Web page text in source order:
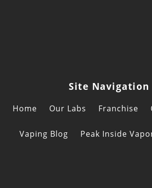
Site Navigation
Home Our Labs Franchise
Vaping Blog Peak Inside